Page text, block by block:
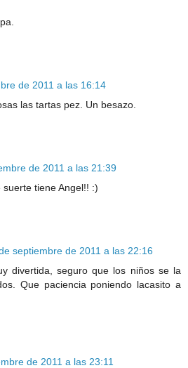
de 2011 a las 16:14
las tartas pez. Un besazo.
de 2011 a las 21:39
tiene Angel!! :)
septiembre de 2011 a las 22:16
divertida, seguro que los niños se la
Que paciencia poniendo lacasito a
de 2011 a las 23:11